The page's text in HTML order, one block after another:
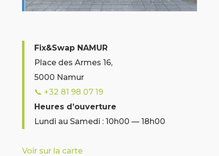
Fix&Swap NAMUR
Place des Armes 16,
5000 Namur
📞 +32 81 98 07 19
Heures d’ouverture
Lundi au Samedi : 10h00 — 18h00
Voir sur la carte